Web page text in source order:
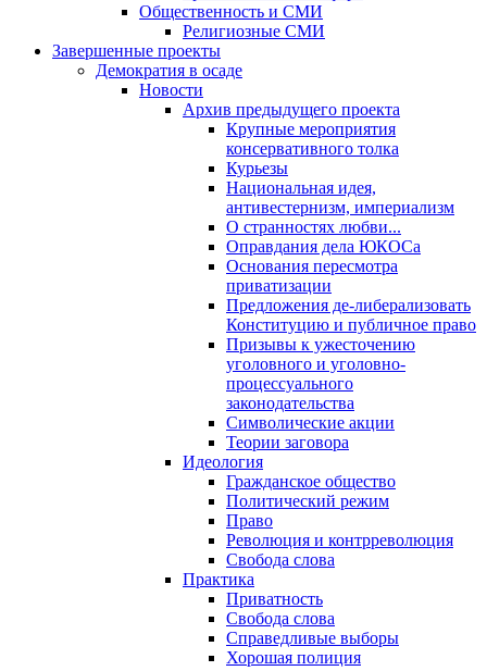
Общественность и СМИ
Религиозные СМИ
Завершенные проекты
Демократия в осаде
Новости
Архив предыдущего проекта
Крупные мероприятия
консервативного толка
Курьезы
Национальная идея,
антивестернизм, империализм
О странностях любви...
Оправдания дела ЮКОСа
Основания пересмотра
приватизации
Предложения де-либерализовать
Конституцию и публичное право
Призывы к ужесточению
уголовного и уголовно-
процессуального
законодательства
Символические акции
Теории заговора
Идеология
Гражданское общество
Политический режим
Право
Революция и контрреволюция
Свобода слова
Практика
Приватность
Свобода слова
Справедливые выборы
Хорошая полиция